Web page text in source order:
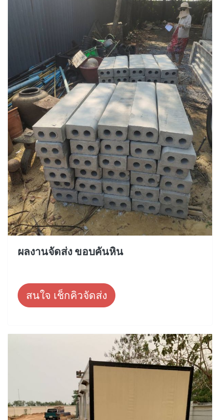
ผลงานจัดส่ง ขอบคันหิน
สนใจ เช็กคิวจัดส่ง